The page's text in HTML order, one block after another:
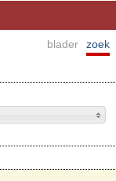
blader zoek